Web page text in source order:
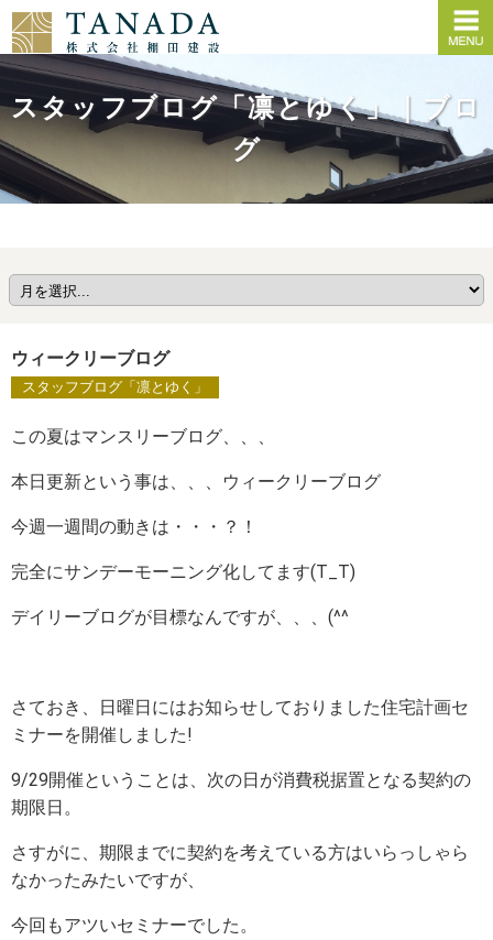
スタッフブログ「凛とゆく」｜ブロ
グ
ウィークリーブログ
スタッフブログ「凛とゆく」
この夏はマンスリーブログ、、、
本日更新という事は、、、ウィークリーブログ
今週一週間の動きは・・・？！
完全にサンデーモーニング化してます(T_T)
デイリーブログが目標なんですが、、、(^^ゞ
さておき、日曜日にはお知らせしておりました住宅計画セ
ミナーを開催しました!
9/29開催ということは、次の日が消費税据置となる契約の
期限日。
さすがに、期限までに契約を考えている方はいらっしゃら
なかったみたいですが、
今回もアツいセミナーでした。